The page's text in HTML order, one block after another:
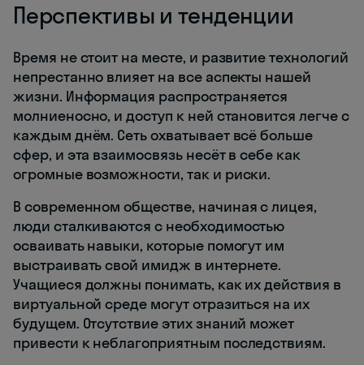
Перспективы и тенденции
Время не стоит на месте, и развитие технологий
непрестанно влияет на все аспекты нашей
жизни. Информация распространяется
молниеносно, и доступ к ней становится легче с
каждым днём. Сеть охватывает всё больше
сфер, и эта взаимосвязь несёт в себе как
огромные возможности, так и риски.
В современном обществе, начиная с лицея,
люди сталкиваются с необходимостью
осваивать навыки, которые помогут им
выстраивать свой имидж в интернете.
Учащиеся должны понимать, как их действия в
виртуальной среде могут отразиться на их
будущем. Отсутствие этих знаний может
привести к неблагоприятным последствиям.